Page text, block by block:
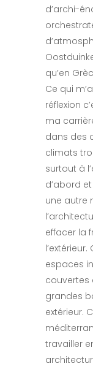
d’archi-
qu’en
Ce qui
réflexion
ma
dans des
climats
surtout à
d’abord
une autre
effacer la
espaces
couvertes
grandes
extérieur.
travailler